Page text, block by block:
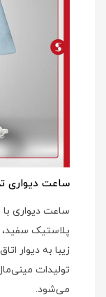
ساعت دیواری
پلاستیک
زیبا به دیوار
تولیدات
می‌شود.